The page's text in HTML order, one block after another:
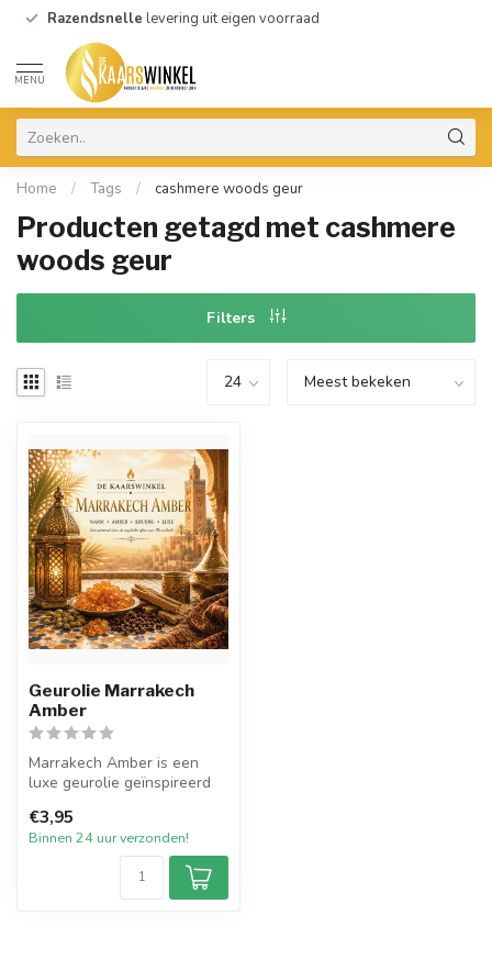
Razendsnelle levering uit eigen voorraad
MENU
Home / Tags / cashmere woods geur
Producten getagd met cashmere
woods geur
Filters
Geurolie Marrakech
Amber
Marrakech Amber is een
luxe geurolie geïnspireerd
sfeer va...
€3,95
Binnen 24 uur verzonden!